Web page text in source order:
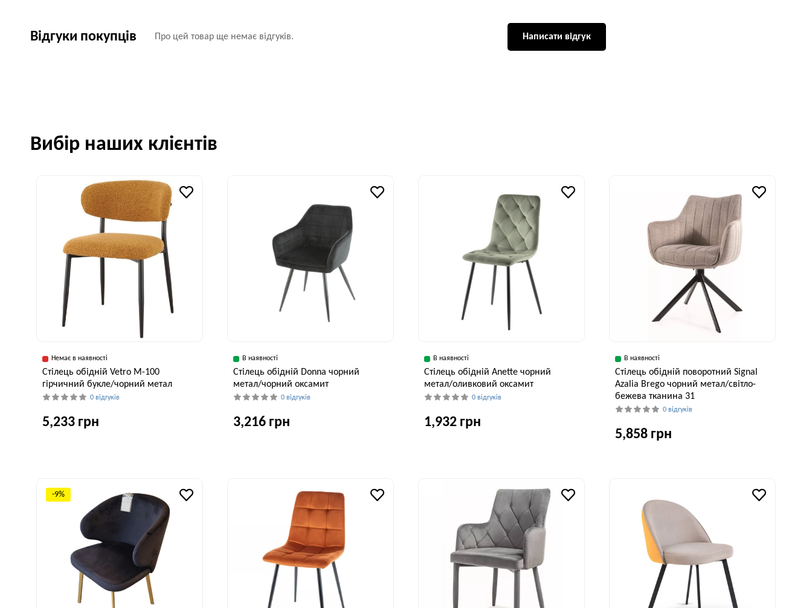
Відгуки покупців Про цей товар ще немає відгуків. Написати відгук
Вибір наших клієнтів
Немає в наявності
Стілець обідній Vetro M-100
гірчичний букле/чорний метал
0 відгуків
5,233 грн
В наявності
Стілець обідній Donna чорний
метал/чорний оксамит
0 відгуків
3,216 грн
В наявності
Стілець обідній Anette чорний
метал/оливковий оксамит
0 відгуків
1,932 грн
В наявності
Стілець обідній поворотний Signal
Azalia Brego чорний метал/світло-
бежева тканина 31
0 відгуків
5,858 грн
86 см
-9%